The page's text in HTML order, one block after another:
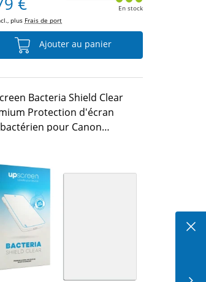
plus Frais de port
En stock
Ajouter au panier
Bacteria Shield Clear
Protection d'écran
pour Canon